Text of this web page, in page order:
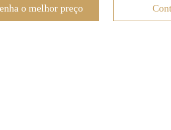
o melhor preço